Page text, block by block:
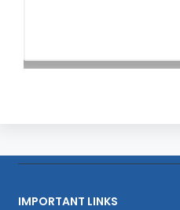
IMPORTANT LINKS